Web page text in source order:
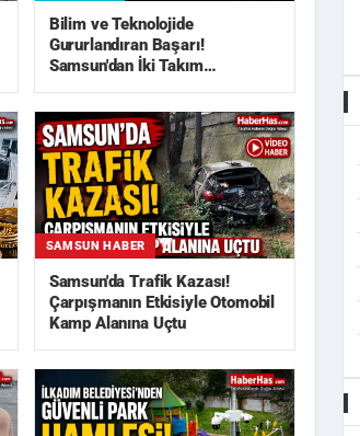
Bilim ve Teknolojide
Gururlandıran Başarı!
Samsun'dan İki Takım
SAMSUN HABER
Samsun'da Trafik Kazası!
Çarpışmanın Etkisiyle Otomobil
Kamp Alanına Uçtu